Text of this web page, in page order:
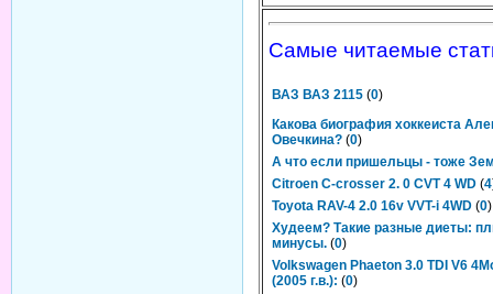
Самые читаемые
ВАЗ ВАЗ 2115 (0)
Какова биография хоккеиста
Овечкина? (0)
А что если пришельцы - тоже
Citroen С-crosser 2. 0 CVT 4 WD (4
Toyota RAV-4 2.0 16v VVT-i 4WD (0)
Худеем? Такие разные диеты:
минусы. (0)
Volkswagen Phaeton 3.0 TDI V6
(2005 г.в.): (0)